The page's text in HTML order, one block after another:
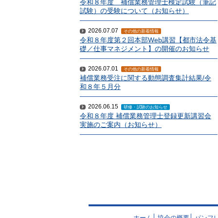
令和８年度 補償業務管理士検定試験（筆記
試験）の受験について（お知らせ）
2026.07.07 その他の新着情報
令和８年度第２回本部Web講習【都市法令基
礎／仕事マネジメント】の開催のお知らせ
2026.07.01 その他の新着情報
補償業務受注に関する動態調査集計結果/令
和８年５月分
2026.06.15 研修・試験のお知らせ
令和８年度 補償業務管理士登録更新講習会
実施のご案内（お知らせ）